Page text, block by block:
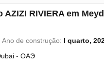
RIVIERA em
Ano de construção: I quarto,
- ОАЭ